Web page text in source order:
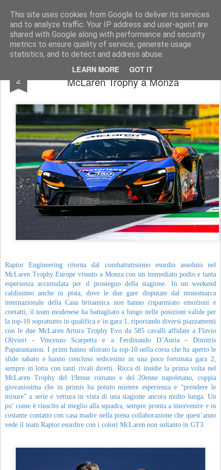
This site uses cookies from Google to deliver its services
and to analyze traffic. Your IP address and user-agent are
shared with Google along with performance and security
metrics to ensure quality of service, generate usage
statistics, and to detect and address abuse.
LEARN MORE GOT IT
AutoMotoCorse. Motorsport Random News 280912
2
Raptor Engineering, esordio a podio nel
McLaren Trophy a Monza
Raptor Engineering ritorna dal combattutissimo esordio assoluto nel
McLaren Trophy Europe vissuto a Monza con un immediato podio e tanta
esperienza accumulata per il prosieguo della stagione. In un weekend
caldissimo anche in pista, dove le due gare disputate dal monomarca
internazionale della Casa britannica non hanno risparmiato emozioni e
contatti, il team modenese ha battagliato a lungo nelle posizioni valide per
la top-10 soprattutto in qualifica e in gara 1, riportando diversi piazzamenti
con le due McLaren Artura Trophy Evo da 585 cavalli affidate a Flavio
Olivieri - Vincenzo Scarpetta e a Ferdinando D’Auria - Dimitris
Papanastasiou. I primi hanno sfiorato la top-10 nella corsa che ha aperto le
sfide sabato e hanno concluso sedicesimi in una poco fortunata gara 2,
sempre in lotta con tanti rivali diretti. Ricca di insidie la prima volta nel
McLaren Trophy del 19enne romano e del 20enne napoletano, coppia
giovanissima che in primis ha potuto mietere esperienza e “prendere le
misure” a serie e vettura in vista di una stagione ancora molto lunga. Un
po’ come è riuscito al meglio alla squadra, sempre pronta a intervenire e in
costante contatto con casa madre nella piena collaborazione che quest’anno
vede il team Raptor esordire con i colori McLaren non soltanto in GT3.